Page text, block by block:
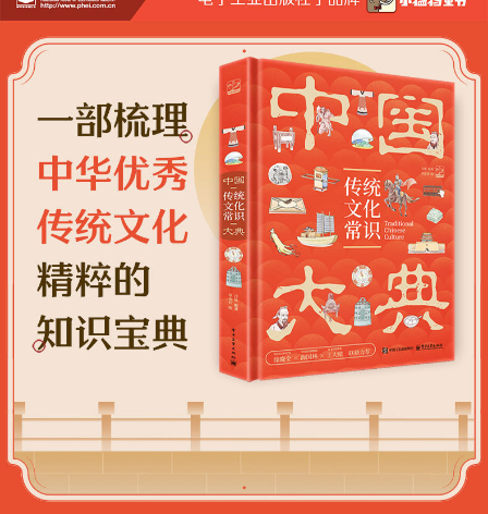
ISBN版号：9787121501074
发货说明：
1.下单后 3个工作日内发货，周六日及法定节假日顺延至工
作日发货
2.内蒙古、海南+8.5元，新疆+12.5元，西藏+14.5元；港
澳台、海外不发
物流查询：进入【 向日葵妈妈学园】公众号-【我的】-
【我的订单】-点击对应商品即可查询物流进度
购买7日之内不影响产品二次销售的情况下
（未拆塑封），支持无理由退换货，非质量问题的退换
货，运费需要由买家自行承担哦！